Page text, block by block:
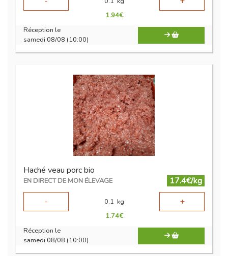
1.94€
Réception le
samedi 08/08 (10:00)
Haché veau porc bio
EN DIRECT DE MON ÉLEVAGE
17.4€/kg
-
0.1 kg +
1.74€
Réception le
samedi 08/08 (10:00)